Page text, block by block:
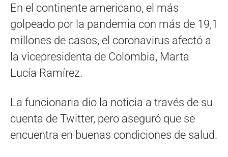
En el continente americano, el más
golpeado por la pandemia con más de 19,1
millones de casos, el coronavirus afectó a
la vicepresidenta de Colombia, Marta
Lucía Ramírez.
La funcionaria dio la noticia a través de su
cuenta de Twitter, pero aseguró que se
encuentra en buenas condiciones de salud.